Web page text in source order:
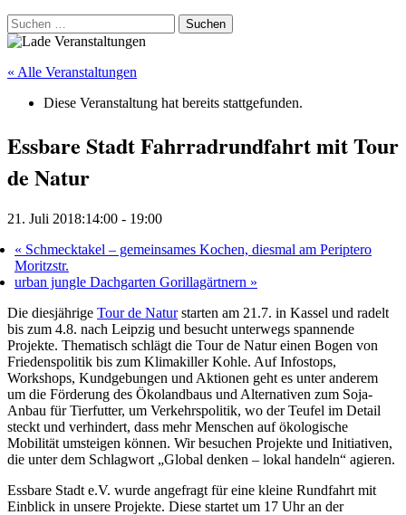
Suchen
nach:
« Alle Veranstaltungen
Diese Veranstaltung hat bereits stattgefunden.
Essbare Stadt Fahrradrundfahrt mit Tour
de Natur
21. Juli 2018:14:00 - 19:00
« Schmecktakel – gemeinsames Kochen, diesmal am Periptero
Moritzstr.
urban jungle Dachgarten Gorillagärtnern »
Die diesjährige Tour de Naturstarten am 21.7. in Kassel und radelt
bis zum 4.8. nach Leipzig und besucht unterwegs spannende
Projekte. Thematisch schlägt die Tour de Natur einen Bogen von
Friedenspolitik bis zum Klimakiller Kohle. Auf Infostops,
Workshops, Kundgebungen und Aktionen geht es unter anderem
um die Förderung des Ökolandbaus und Alternativen zum Soja-
Anbau für Tierfutter, um Verkehrspolitik, wo der Teufel im Detail
steckt und verhindert, dass mehr Menschen auf ökologische
Mobilität umsteigen können. Wir besuchen Projekte und Initiativen,
die unter dem Schlagwort „Global denken – lokal handeln“ agieren.
Essbare Stadt e.V. wurde angefragt für eine kleine Rundfahrt mit
Einblick in unsere Projekte. Diese startet um 17 Uhr an der